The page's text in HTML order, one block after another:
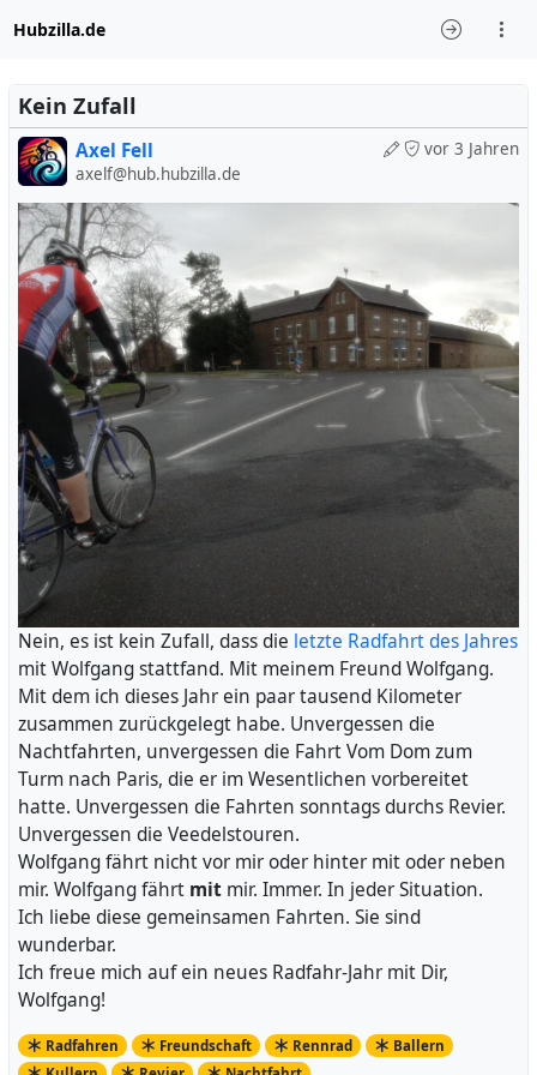
Hubzilla.de
Kein Zufall
vor 3 Jahren
Axel Fell
axelf@hub.hubzilla.de
Nein, es ist kein Zufall, dass die letzte Radfahrt des Jahres
mit Wolfgang stattfand. Mit meinem Freund Wolfgang.
Mit dem ich dieses Jahr ein paar tausend Kilometer
zusammen zurückgelegt habe. Unvergessen die
Nachtfahrten, unvergessen die Fahrt Vom Dom zum
Turm nach Paris, die er im Wesentlichen vorbereitet
hatte. Unvergessen die Fahrten sonntags durchs Revier.
Unvergessen die Veedelstouren.
Wolfgang fährt nicht vor mir oder hinter mit oder neben
mir. Wolfgang fährt mit mir. Immer. In jeder Situation.
Ich liebe diese gemeinsamen Fahrten. Sie sind
wunderbar.
Ich freue mich auf ein neues Radfahr-Jahr mit Dir,
Wolfgang!
Radfahren Freundschaft Rennrad
Ballern